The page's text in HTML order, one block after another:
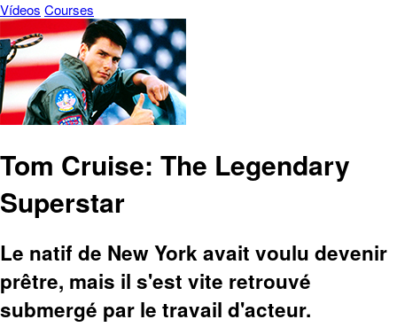
Vídeos Courses
Tom Cruise: The Legendary
Superstar
Le natif de New York avait voulu devenir
prêtre, mais il s'est vite retrouvé
submergé par le travail d'acteur.